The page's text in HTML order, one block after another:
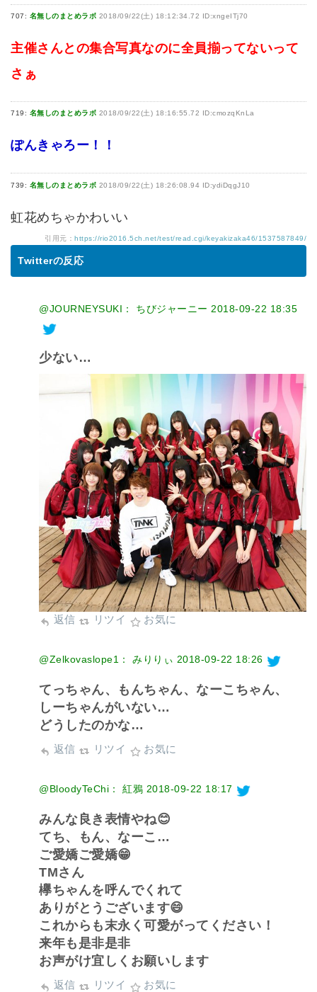
707: 名無しのまとめラボ 2018/09/22(土) 18:12:34.72 ID:xngeITj70
主催さんとの集合写真なのに全員揃ってないって
さぁ
719: 名無しのまとめラボ 2018/09/22(土) 18:16:55.72 ID:cmozqKnLa
ぽんきゃろー！！
739: 名無しのまとめラボ 2018/09/22(土) 18:26:08.94 ID:ydiDqgJ10
虹花めちゃかわいい
引用元： https://rio2016.5ch.net/test/read.cgi/keyakizaka46/1537587849/
Twitterの反応
@JOURNEYSUKI： ちびジャーニー 2018-09-22 18:35
少ない…
返信 リツイ お気に
@Zelkovaslope1： みりりぃ 2018-09-22 18:26
てっちゃん、もんちゃん、なーこちゃん、
しーちゃんがいない…
どうしたのかな…
返信 リツイ お気に
@BloodyTeChi： 紅鴉 2018-09-22 18:17
みんな良き表情やね😊
てち、もん、なーこ…
ご愛嬌ご愛嬌😁
TMさん
欅ちゃんを呼んでくれて
ありがとうございます😄
これからも末永く可愛がってください！
来年も是非是非
お声がけ宜しくお願いします
返信 リツイ お気に